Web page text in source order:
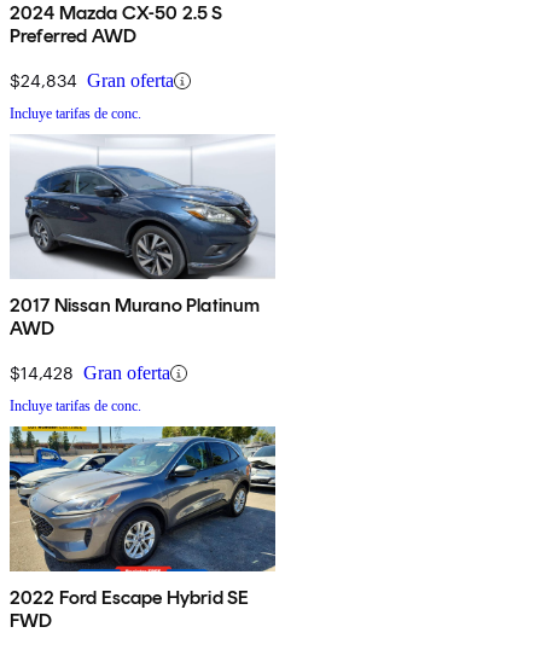
2024 Mazda CX-50 2.5 S
Preferred AWD
$24,834 Gran oferta
Incluye tarifas de conc.
2017 Nissan Murano Platinum
AWD
$14,428 Gran oferta
Incluye tarifas de conc.
2022 Ford Escape Hybrid SE
FWD